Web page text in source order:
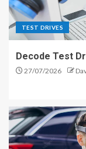
TEST DRIVES
Decode Test
27/07/2026